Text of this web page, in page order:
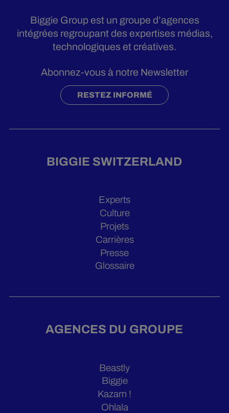
Biggie Group est un groupe d’agences
intégrées regroupant des expertises médias,
technologiques et créatives.
Abonnez-vous à notre Newsletter
RESTEZ INFORMÉ
BIGGIE SWITZERLAND
Experts
Culture
Projets
Carrières
Presse
Glossaire
AGENCES DU GROUPE
Beastly
Biggie
Kazam !
Ohlala